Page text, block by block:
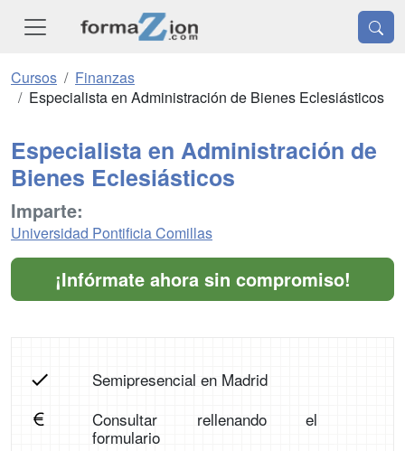
Cursos
Finanzas
Especialista en Administración de Bienes Eclesiásticos
Especialista en Administración de
Bienes Eclesiásticos
Imparte:
Universidad Pontificia Comillas
¡Infórmate ahora sin compromiso!
Semipresencial en Madrid
Consultar rellenando el
formulario